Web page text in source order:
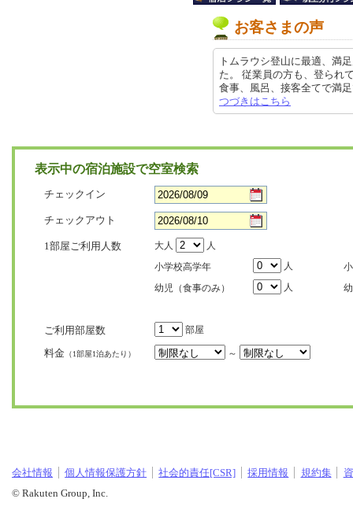
お客さまの声
トムラウシ登山に最適、満
た。 従業員の方も、登られ
食事、風呂、接客全てで満
つづきはこちら
表示中の宿泊施設で空室検索
チェックイン
チェックアウト
1部屋ご利用人数 大人
人
小学校高学年
人
幼児（食事のみ）
人
ご利用部屋数 部屋
料金 （1部屋1泊あたり） ～
会社情報 個人情報保護方針 社会的責任[CSR] 採用情報 規約集
© Rakuten Group, Inc.